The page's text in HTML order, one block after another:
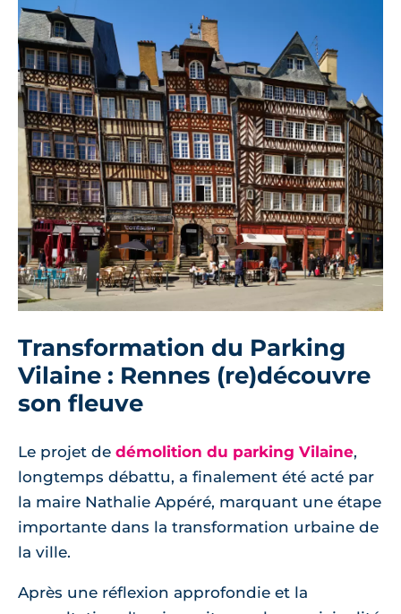
Transformation du Parking
Vilaine : Rennes (re)découvre
son fleuve
Le projet de démolition du parking Vilaine,
longtemps débattu, a finalement été acté par
la maire Nathalie Appéré, marquant une étape
importante dans la transformation urbaine de
la ville.
Après une réflexion approfondie et la